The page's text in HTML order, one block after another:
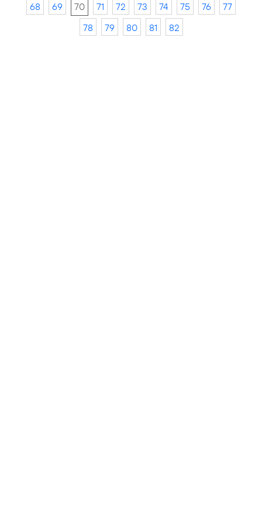
68
69 70 71 72 73 74 75 76
77
78
79 80 81 82